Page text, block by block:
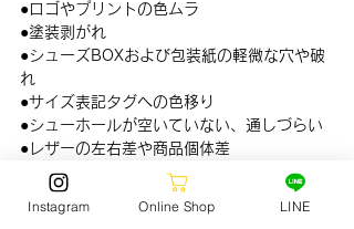
●ロゴやプリントの色ムラ
●塗装剥がれ
●シューズBOXおよび包装紙の軽微な穴や破
れ
●サイズ表記タグへの色移り
●シューホールが空いていない、通しづらい
●レザーの左右差や商品個体差
●アッパーのシワ
Instagram Online Shop LINE